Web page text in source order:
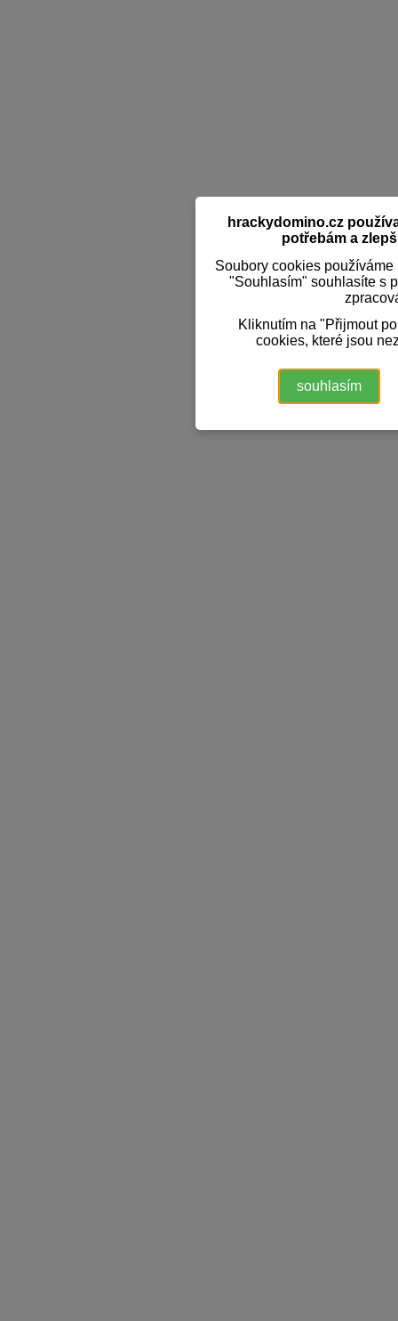
hrackydomino.cz
potřebám a
Soubory cookies
"Souhlasím" souhlasíte s
Kliknutím na "Přijmout
cookies, které jsou
souhlasím